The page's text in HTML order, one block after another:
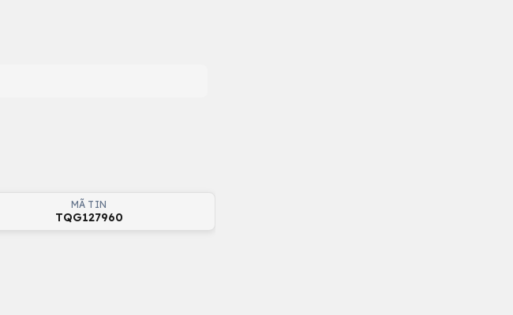
MÃ TIN
TQG127960